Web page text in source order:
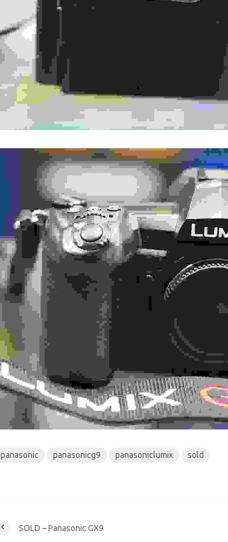
panasonic panasonicg9 panasoniclumix sold
SOLD – Panasonic GX9